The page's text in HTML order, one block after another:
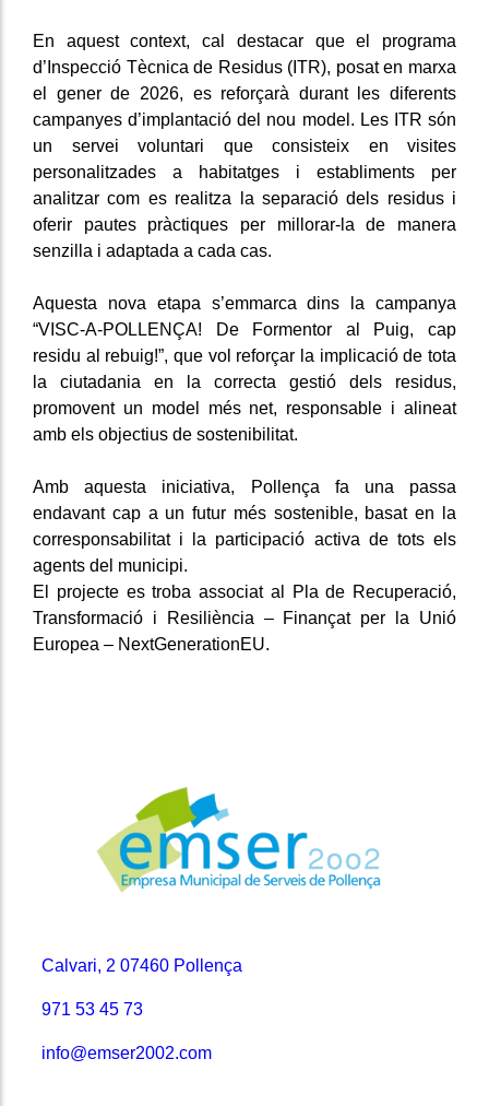
En aquest context, cal destacar que el programa
d’Inspecció Tècnica de Residus (ITR), posat en marxa
el gener de 2026, es reforçarà durant les diferents
campanyes d’implantació del nou model. Les ITR són
un servei voluntari que consisteix en visites
personalitzades a habitatges i establiments per
analitzar com es realitza la separació dels residus i
oferir pautes pràctiques per millorar-la de manera
senzilla i adaptada a cada cas.
Aquesta nova etapa s’emmarca dins la campanya
“VISC-A-POLLENÇA! De Formentor al Puig, cap
residu al rebuig!”, que vol reforçar la implicació de tota
la ciutadania en la correcta gestió dels residus,
promovent un model més net, responsable i alineat
amb els objectius de sostenibilitat.
Amb aquesta iniciativa, Pollença fa una passa
endavant cap a un futur més sostenible, basat en la
corresponsabilitat i la participació activa de tots els
agents del municipi.
El projecte es troba associat al Pla de Recuperació,
Transformació i Resiliència – Finançat per la Unió
Europea – NextGenerationEU.
Calvari, 2 07460 Pollença
971 53 45 73
info@emser2002.com